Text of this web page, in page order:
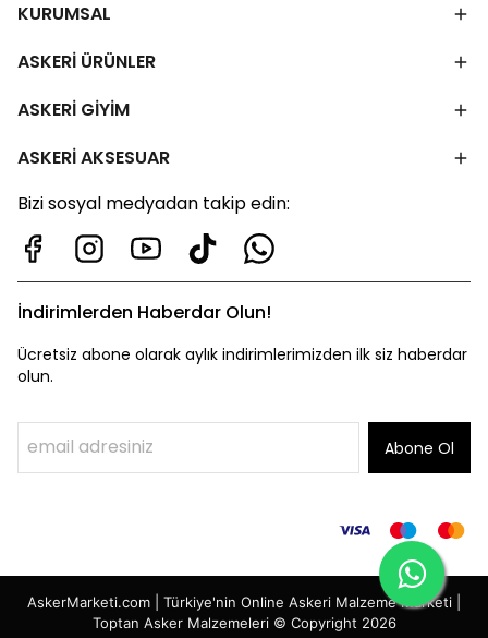
KURUMSAL
ASKERİ ÜRÜNLER
ASKERİ GİYİM
ASKERİ AKSESUAR
Bizi sosyal medyadan takip edin:
İndirimlerden Haberdar Olun!
Ücretsiz abone olarak aylık indirimlerimizden ilk siz haberdar
olun.
Abone Ol
AskerMarketi.com | Türkiye'nin Online Askeri Malzeme Marketi |
Toptan Asker Malzemeleri © Copyright 2026